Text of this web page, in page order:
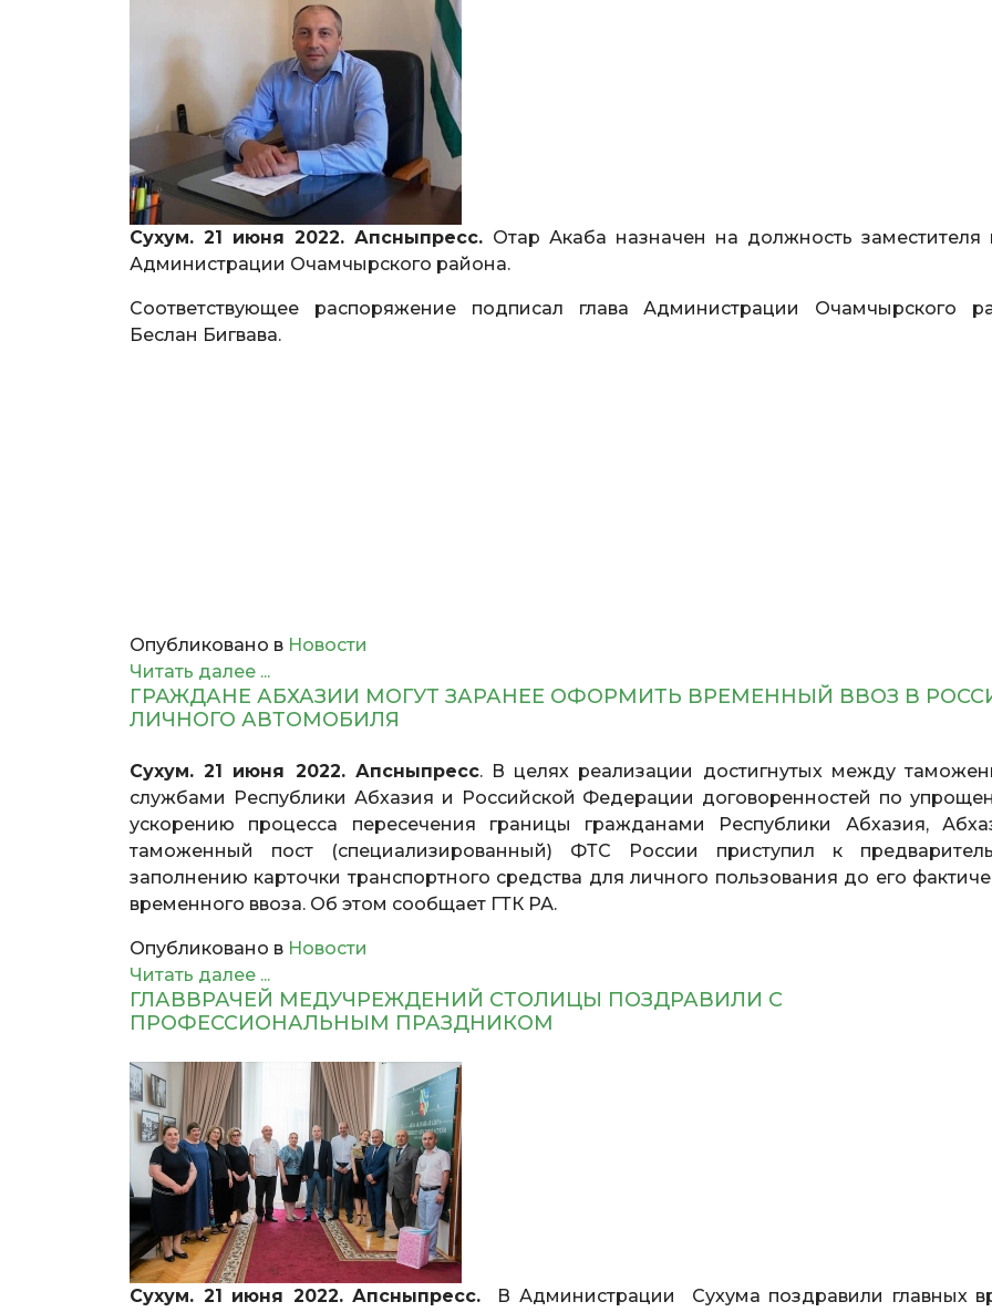
Сухум. 21 июня 2022. Апсныпресс. Отар Акаба назначен на должность заместителя
Администрации Очамчырского района.
Соответствующее распоряжение подписал глава Администрации Очамчырского
Беслан Бигвава.
Опубликовано в Новости
Читать далее ...
ГРАЖДАНЕ АБХАЗИИ МОГУТ ЗАРАНЕЕ ОФОРМИТЬ ВРЕМЕННЫЙ ВВОЗ В
ЛИЧНОГО АВТОМОБИЛЯ
Сухум. 21 июня 2022. Апсныпресс. В целях реализации достигнутых между
службами Республики Абхазия и Российской Федерации договоренностей по
ускорению процесса пересечения границы гражданами Республики Абхазия,
таможенный пост (специализированный) ФТС России приступил к
заполнению карточки транспортного средства для личного пользования до его
временного ввоза. Об этом сообщает ГТК РА.
Опубликовано в Новости
Читать далее ...
ГЛАВВРАЧЕЙ МЕДУЧРЕЖДЕНИЙ СТОЛИЦЫ ПОЗДРАВИЛИ С
ПРОФЕССИОНАЛЬНЫМ ПРАЗДНИКОМ
Сухум. 21 июня 2022. Апсныпресс. В Администрации Сухума поздравили главных